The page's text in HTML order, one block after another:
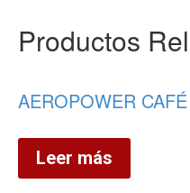
Productos
AEROPOWER CAFÉ
Leer más